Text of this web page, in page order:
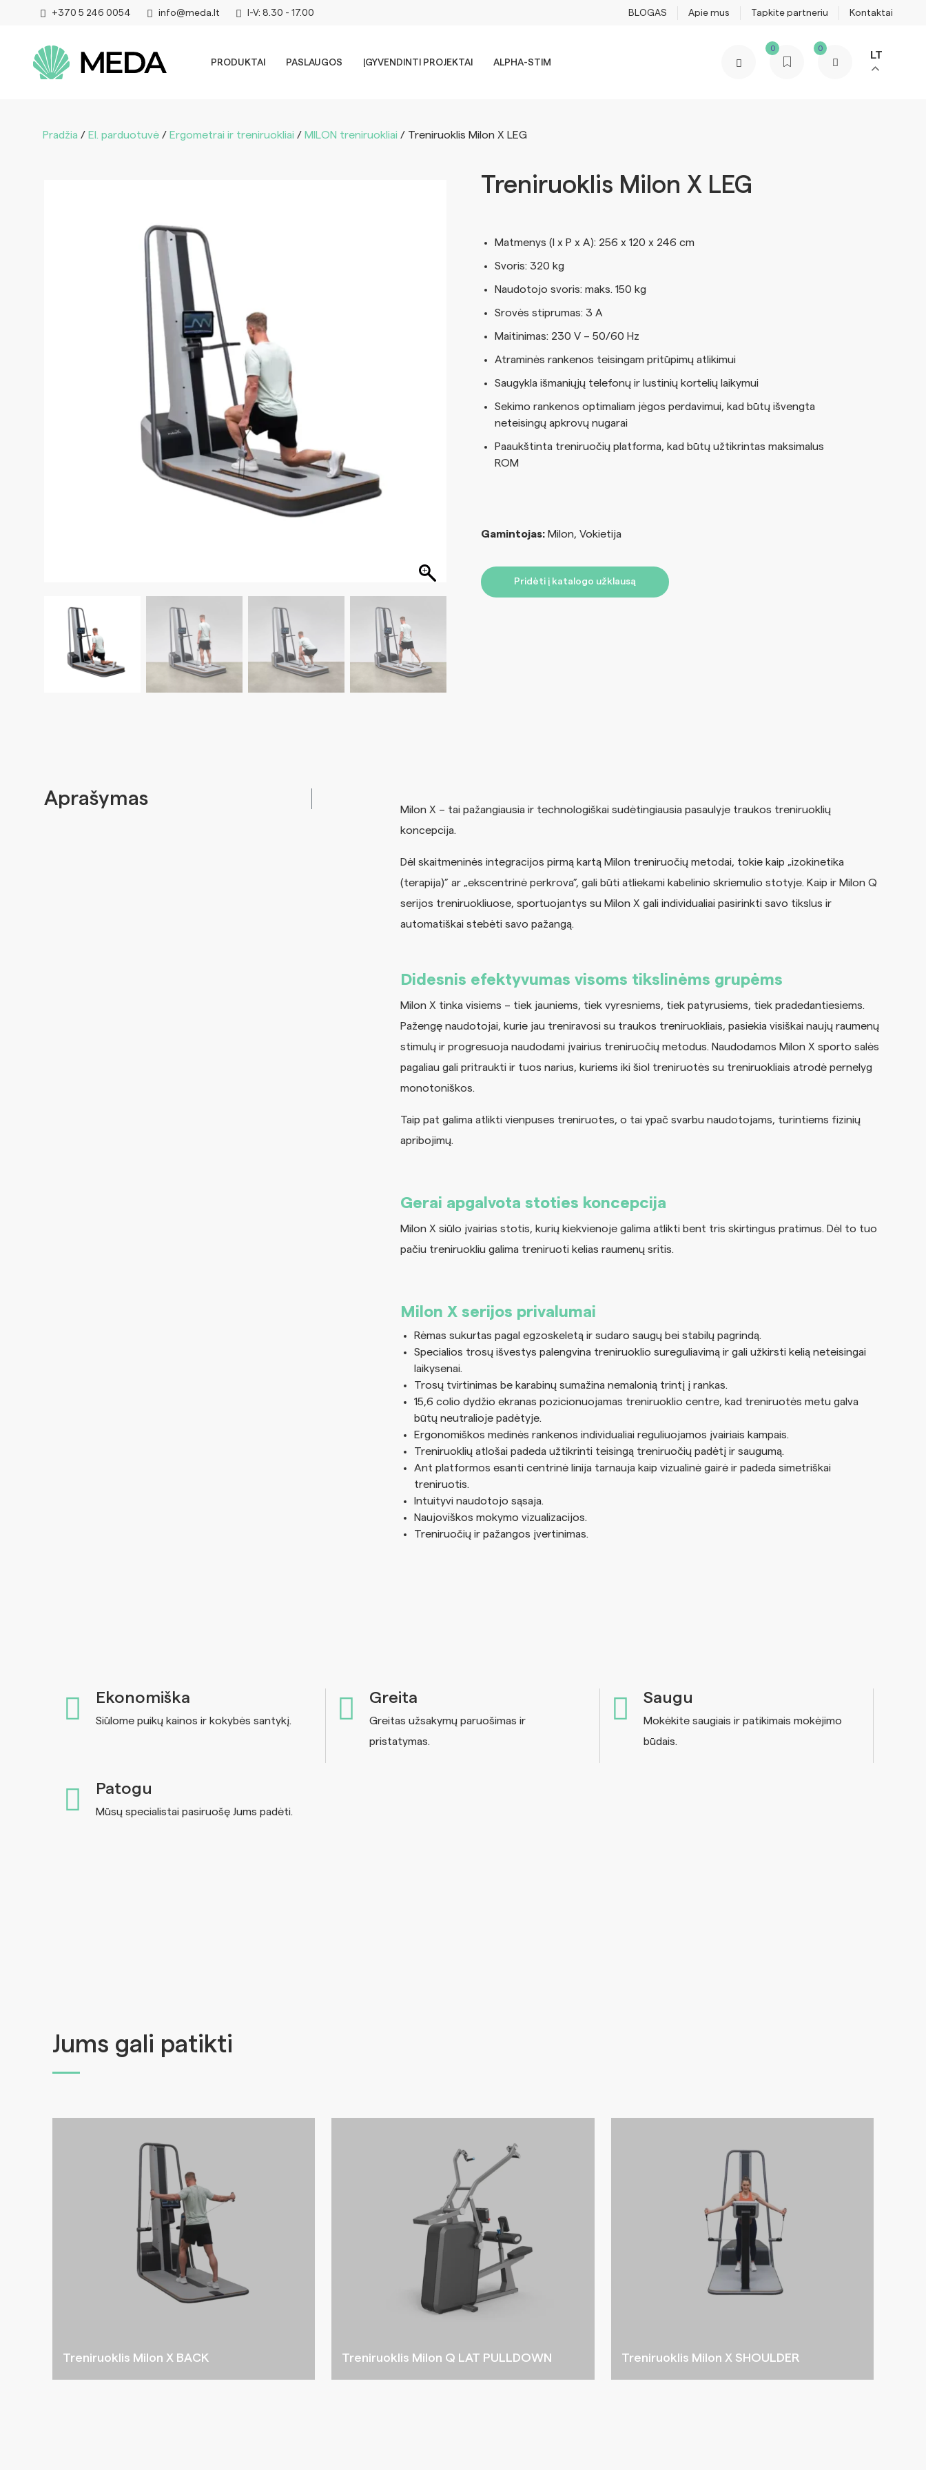
+370 5 246 0054 info@meda.lt I-V: 8.30 - 17.00 BLOGAS Apie mus Tapkite partneriu Kontaktai
PRODUKTAI PASLAUGOS ĮGYVENDINTI PROJEKTAI ALPHA-STIM
0 0
LT
Pradžia / El. parduotuvė / Ergometrai ir treniruokliai / MILON treniruokliai / Treniruoklis Milon X LEG
Treniruoklis Milon X LEG
Matmenys (I x P x A): 256 x 120 x 246 cm
Svoris: 320 kg
Naudotojo svoris: maks. 150 kg
Srovės stiprumas: 3 A
Maitinimas: 230 V – 50/60 Hz
Atraminės rankenos teisingam pritūpimų atlikimui
Saugykla išmaniųjų telefonų ir lustinių kortelių laikymui
Sekimo rankenos optimaliam jėgos perdavimui, kad būtų išvengta
neteisingų apkrovų nugarai
Paaukštinta treniruočių platforma, kad būtų užtikrintas maksimalus
ROM
Gamintojas:Milon, Vokietija
Pridėti į katalogo užklausą
Aprašymas
Milon X – tai pažangiausia ir technologiškai sudėtingiausia pasaulyje traukos treniruoklių
koncepcija.
Dėl skaitmeninės integracijos pirmą kartą Milon treniruočių metodai, tokie kaip „izokinetika
(terapija)” ar „ekscentrinė perkrova”, gali būti atliekami kabelinio skriemulio stotyje. Kaip ir Milon Q
serijos treniruokliuose, sportuojantys su Milon X gali individualiai pasirinkti savo tikslus ir
automatiškai stebėti savo pažangą.
Didesnis efektyvumas visoms tikslinėms grupėms
Milon X tinka visiems – tiek jauniems, tiek vyresniems, tiek patyrusiems, tiek pradedantiesiems.
Pažengę naudotojai, kurie jau treniravosi su traukos treniruokliais, pasiekia visiškai naujų raumenų
stimulų ir progresuoja naudodami įvairius treniruočių metodus. Naudodamos Milon X sporto salės
pagaliau gali pritraukti ir tuos narius, kuriems iki šiol treniruotės su treniruokliais atrodė pernelyg
monotoniškos.
Taip pat galima atlikti vienpuses treniruotes, o tai ypač svarbu naudotojams, turintiems fizinių
apribojimų.
Gerai apgalvota stoties koncepcija
Milon X siūlo įvairias stotis, kurių kiekvienoje galima atlikti bent tris skirtingus pratimus. Dėl to tuo
pačiu treniruokliu galima treniruoti kelias raumenų sritis.
Milon X serijos privalumai
Rėmas sukurtas pagal egzoskeletą ir sudaro saugų bei stabilų pagrindą.
Specialios trosų išvestys palengvina treniruoklio sureguliavimą ir gali užkirsti kelią neteisingai
laikysenai.
Trosų tvirtinimas be karabinų sumažina nemalonią trintį į rankas.
15,6 colio dydžio ekranas pozicionuojamas treniruoklio centre, kad treniruotės metu galva
būtų neutralioje padėtyje.
Ergonomiškos medinės rankenos individualiai reguliuojamos įvairiais kampais.
Treniruoklių atlošai padeda užtikrinti teisingą treniruočių padėtį ir saugumą.
Ant platformos esanti centrinė linija tarnauja kaip vizualinė gairė ir padeda simetriškai
treniruotis.
Intuityvi naudotojo sąsaja.
Naujoviškos mokymo vizualizacijos.
Treniruočių ir pažangos įvertinimas.
Ekonomiška
Siūlome puikų kainos ir kokybės santykį.
Greita
Greitas užsakymų paruošimas ir
pristatymas.
Saugu
Mokėkite saugiais ir patikimais mokėjimo
būdais.
Patogu
Mūsų specialistai pasiruošę Jums padėti.
Jums gali patikti
Treniruoklis Milon X BACK Treniruoklis Milon Q LAT PULLDOWN Treniruoklis Milon X SHOULDER